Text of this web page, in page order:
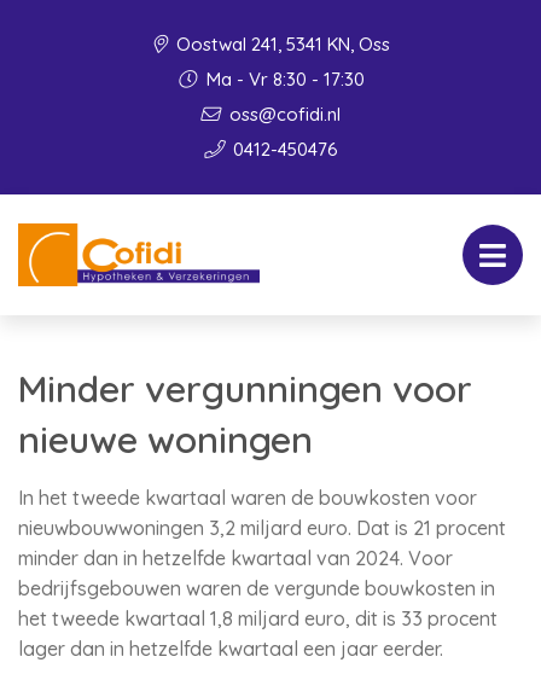
Oostwal 241, 5341 KN, Oss
Ma - Vr 8:30 - 17:30
oss@cofidi.nl
0412-450476
Minder vergunningen voor
nieuwe woningen
In het tweede kwartaal waren de bouwkosten voor
nieuwbouwwoningen 3,2 miljard euro. Dat is 21 procent
minder dan in hetzelfde kwartaal van 2024. Voor
bedrijfsgebouwen waren de vergunde bouwkosten in
het tweede kwartaal 1,8 miljard euro, dit is 33 procent
lager dan in hetzelfde kwartaal een jaar eerder.